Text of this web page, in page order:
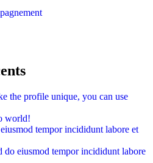
the profile unique, you can use
world!
tempor incididunt labore et
do eiusmod tempor incididunt labore